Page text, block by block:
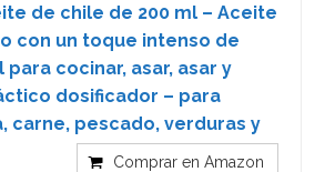
de chile de 200 ml – Aceite
con un toque intenso de
para cocinar, asar, asar y
dosificador – para
carne, pescado, verduras y
Comprar en Amazon